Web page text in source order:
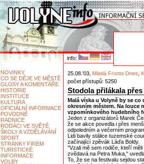
info:
NOVINKY
CO SE DĚJE VE MĚSTĚ
GLOSY A KOMENTÁŘE
HISTORIE
INSTITUCE
KULTURA
OFICIÁLNÍ INFORMACE
POVODNĚ
RADNICE
RODÁCI VE SVĚTĚ
ŠKOLY A VZDĚLÁVÁNÍ
SPORT
STRÁNKY FIREM
TURISTICKÉ
INFORMACE
VOLBY
25.08.'03, Mladá Fronta Dnes
počet přístupů: 5250
Stodola přilákala
Malá víska u Volyně by se
okresním městem. Na louce
vzpomínkového hudebního
Jeden z organizátorů Marek
že se akce povedla i přes
odpoledním a večerním
Lidi bavily stálice tuzemské
začínající zpěvák Láďa Boldy.
"Vzali mě sem rodiče, kteří
zvědavá na Petra Muka,"
To, že se na festivalu sejdou